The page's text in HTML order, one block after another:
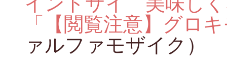
「【閲覧注意】グロ
ァルファモザイク）